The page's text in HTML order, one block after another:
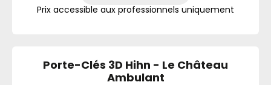
Prix accessible aux professionnels uniquement
Porte-Clés 3D Hihn - Le Château
Ambulant